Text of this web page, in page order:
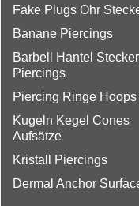
Fake Plugs Ohr
Banane Piercings
Barbell Hantel Stecker
Piercings
Piercing Ringe Hoops
Kugeln Kegel Cones
Aufsätze
Kristall Piercings
Dermal Anchor